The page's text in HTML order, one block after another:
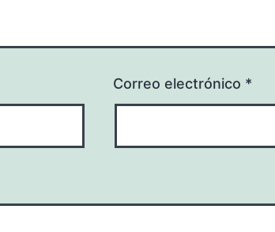
Correo electrónico *